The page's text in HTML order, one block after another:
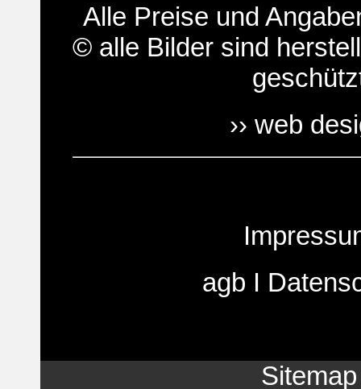
Alle Preise und
© alle Bilder sind
›› web
agb I
Sitemap